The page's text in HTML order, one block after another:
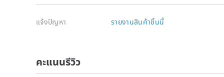
แจ้งปัญหา รายงานสินค้าชิ้นนี้
คะแนนรีวิว